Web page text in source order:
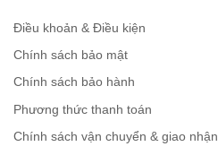
Điều khoản & Điều kiện
Chính sách bảo mật
Chính sách bảo hành
Phương thức thanh toán
Chính sách vận chuyển & giao nhận